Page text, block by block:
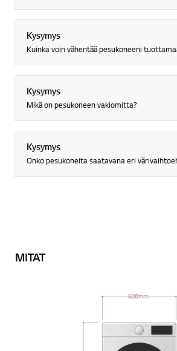
Kysymys
Kuinka voin vähentää pesukoneeni
Kysymys
Mikä on pesukoneen vakiomitta?
Kysymys
Onko pesukoneita saatavana eri
MITAT